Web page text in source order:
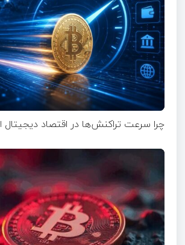
چرا سرعت تراکنش‌ها در اقتصاد دیجیتال